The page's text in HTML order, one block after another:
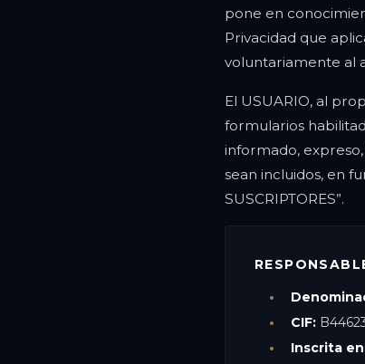
pone en
Privacidad que
voluntariamente al
El USUARIO, al
formularios
informado,
sean incluidos, en
SUSCRIPTORES”.
CIF:
Inscrita